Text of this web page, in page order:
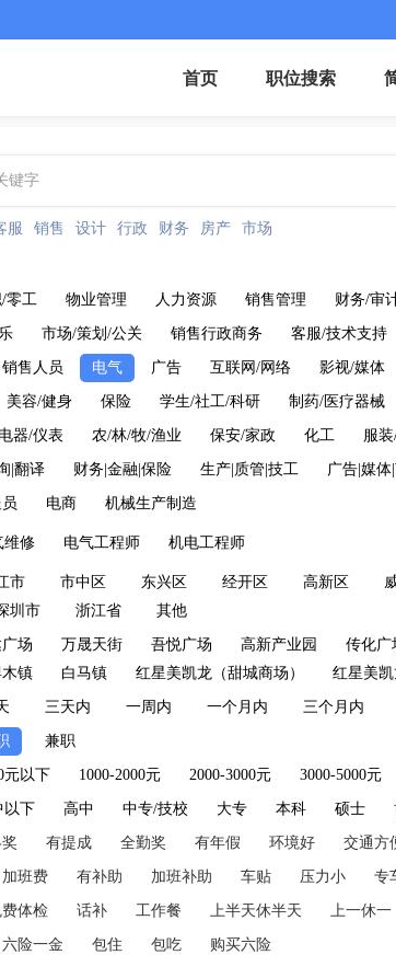
首页 职位搜索
服 销售 设计 行政 财务 房产 市场
零工 物业管理 人力资源 销售管理 财务/审
市场/策划/公关 销售行政商务 客服/技术支持
销售人员 电气 广告 互联网/网络 影视/媒体
美容/健身 保险 学生/社工/科研 制药/医疗器械
器/仪表 农/林/牧/渔业 保安/家政 化工 服
|翻译 财务|金融|保险 生产|质管|技工 广告|媒体
电商 机械生产制造
维修 电气工程师 机电工程师
市 市中区 东兴区 经开区 高新区
圳市 浙江省 其他
场 万晟天街 吾悦广场 高新产业园 传化广
镇 白马镇 红星美凯龙（甜城商场） 红星美凯
三天内 一周内 一个月内 三个月内
兼职
元以下 1000-2000元 2000-3000元 3000-5000元
以下 高中 中专/技校 大专 本科 硕士
有提成 全勤奖 有年假 环境好 交通方
加班费 有补助 加班补助 车贴 压力小 专
体检 话补 工作餐 上半天休半天 上一休一
六险一金 包住 包吃 购买六险